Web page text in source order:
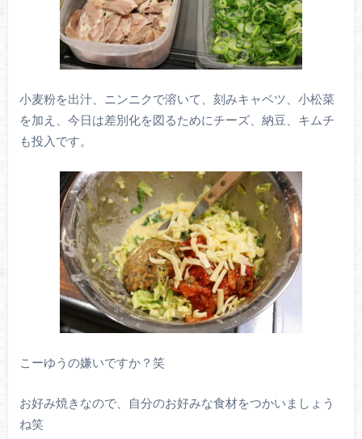
小麦粉を出汁、ニンニクで溶いて、刻みキャベツ、小松菜
を加え、今日は差別化を図るためにチーズ、納豆、キムチ
も投入です。
こーゆうの嫌いですか？笑
お好み焼きなので、自分のお好みな食材をつかいましょう
ね笑